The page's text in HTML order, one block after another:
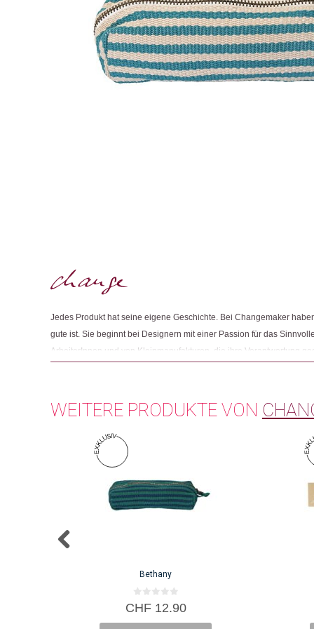
Jedes Produkt hat seine eigene Geschichte. Bei Changemaker
gute ist. Sie beginnt bei Designern mit einer Passion für das
ArbeiterInnen und von Kleinmanufakturen, die ihre Verantwortung
WEITERE PRODUKTE VON
Bethany
0
v
CHF12.90